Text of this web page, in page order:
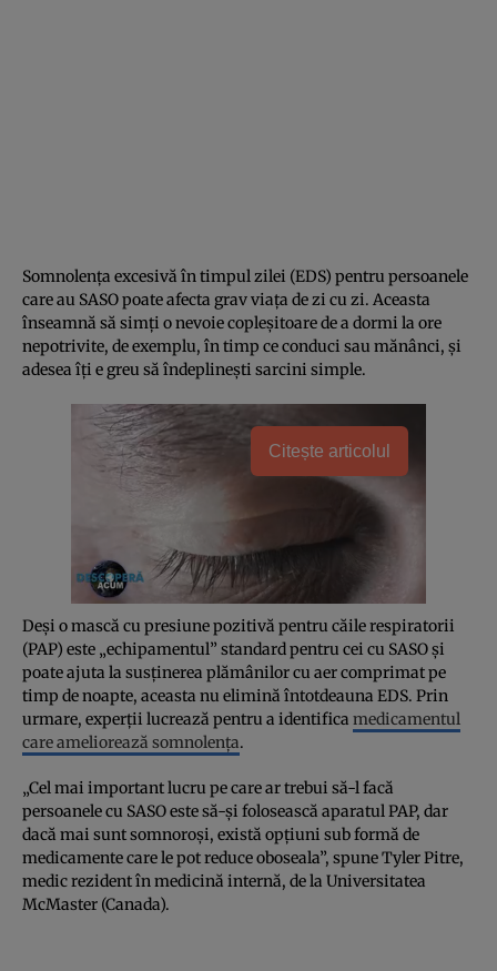
Somnolența excesivă în timpul zilei (EDS) pentru persoanele
care au SASO poate afecta grav viața de zi cu zi. Aceasta
înseamnă să simți o nevoie copleșitoare de a dormi la ore
nepotrivite, de exemplu, în timp ce conduci sau mănânci, și
adesea îți e greu să îndeplinești sarcini simple.
Citește articolul
Deși o mască cu presiune pozitivă pentru căile respiratorii
(PAP) este „echipamentul” standard pentru cei cu SASO și
poate ajuta la susținerea plămânilor cu aer comprimat pe
timp de noapte, aceasta nu elimină întotdeauna EDS. Prin
urmare, experții lucrează pentru a identifica medicamentul
care ameliorează somnolența.
„Cel mai important lucru pe care ar trebui să-l facă
persoanele cu SASO este să-și folosească aparatul PAP, dar
dacă mai sunt somnoroși, există opțiuni sub formă de
medicamente care le pot reduce oboseala”, spune Tyler Pitre,
medic rezident în medicină internă, de la Universitatea
McMaster (Canada).